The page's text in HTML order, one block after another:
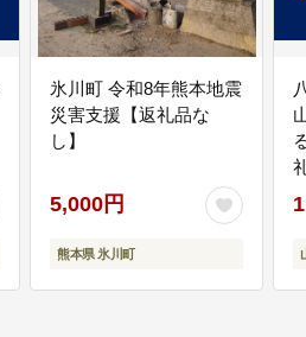
氷川町 令和8年熊本地震
災害支援【返礼品な
し】
5,000円
熊本県 氷川町